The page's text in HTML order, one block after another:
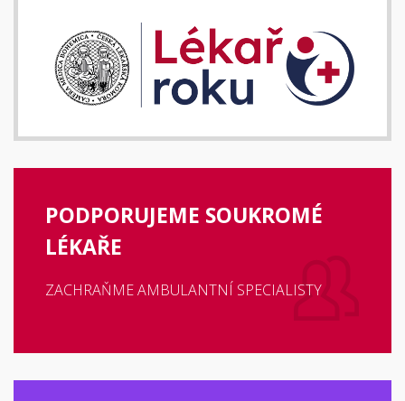
PODPORUJEME SOUKROMÉ
LÉKAŘE
ZACHRAŇME AMBULANTNÍ SPECIALISTY